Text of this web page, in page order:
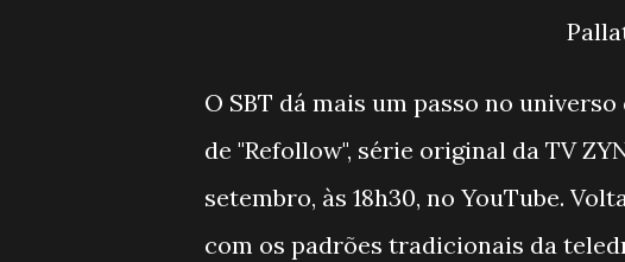
O SBT dá mais um passo no
de "Refollow", série original da TV
setembro, às 18h30, no YouTube.
com os padrões tradicionais da